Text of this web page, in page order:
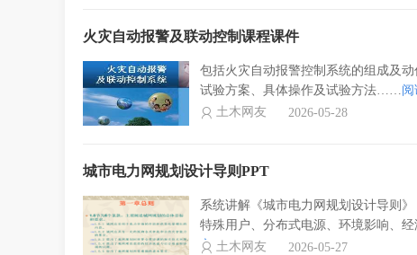
火灾自动报警及联动控制课程课件
包括火灾自动报警控制系统的组成及
试验方案、具体操作及试验方法……阅
土木网友
2026-05-28
城市电力网规划设计导则PPT
系统讲解《城市电力网规划设计导则
特殊用户、分布式电源、环境影响、
文>土木网友 2026-05-27